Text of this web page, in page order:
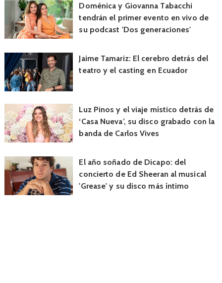
Doménica y Giovanna Tabacchi
tendrán el primer evento en vivo de
su podcast 'Dos generaciones'
Jaime Tamariz: El cerebro detrás del
teatro y el casting en Ecuador
Luz Pinos y el viaje místico detrás de
‘Casa Nueva’, su disco grabado con la
banda de Carlos Vives
El año soñado de Dicapo: del
concierto de Ed Sheeran al musical
'Grease' y su disco más íntimo